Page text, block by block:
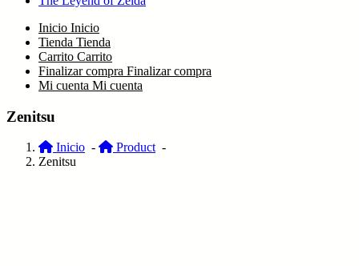
Inicio Inicio
Tienda Tienda
Carrito Carrito
Finalizar compra Finalizar compra
Mi cuenta Mi cuenta
Zenitsu
Inicio - Product-
Zenitsu